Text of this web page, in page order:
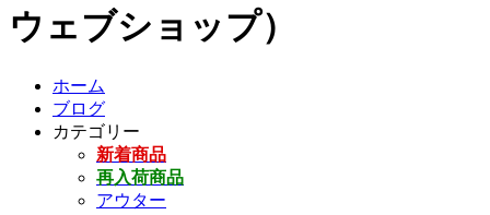
ウェブショップ）
ホーム
ブログ
カテゴリー
新着商品
再入荷商品
アウター